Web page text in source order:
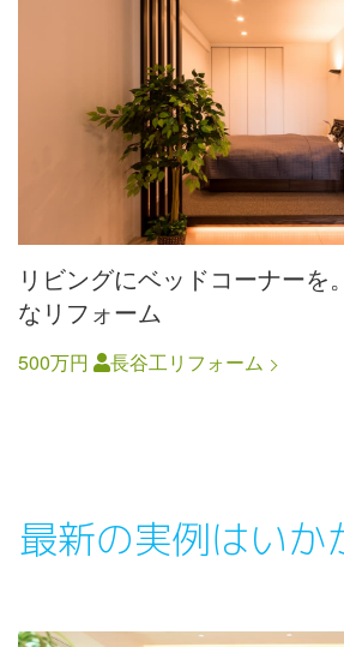
リビングにベッドコーナーを
なリフォーム
500万円 長谷工リフォーム
最新の実例はいか